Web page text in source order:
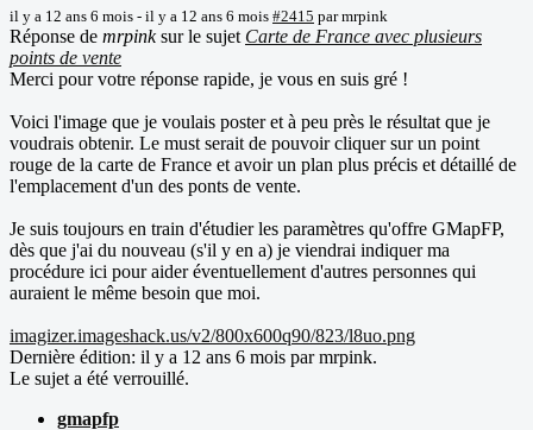
il y a 12 ans 6 mois - il y a 12 ans 6 mois #2415 parmrpink
Réponse de mrpinksur le sujet Carte de France avec plusieurs
points de vente
Merci pour votre réponse rapide, je vous en suis gré !
Voici l'image que je voulais poster et à peu près le résultat que je
voudrais obtenir. Le must serait de pouvoir cliquer sur un point
rouge de la carte de France et avoir un plan plus précis et détaillé de
l'emplacement d'un des ponts de vente.
Je suis toujours en train d'étudier les paramètres qu'offre GMapFP,
dès que j'ai du nouveau (s'il y en a) je viendrai indiquer ma
procédure ici pour aider éventuellement d'autres personnes qui
auraient le même besoin que moi.
imagizer.imageshack.us/v2/800x600q90/823/l8uo.png
Dernière édition: il y a 12 ans 6 mois parmrpink.
Le sujet a été verrouillé.
gmapfp